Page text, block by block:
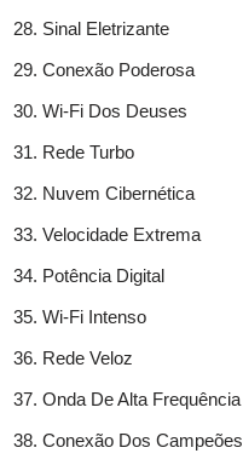
Sinal Eletrizante
Conexão Poderosa
Wi-Fi Dos Deuses
Rede Turbo
Nuvem Cibernética
Velocidade Extrema
Potência Digital
Wi-Fi Intenso
Rede Veloz
Onda De Alta Frequência
Conexão Dos Campeões